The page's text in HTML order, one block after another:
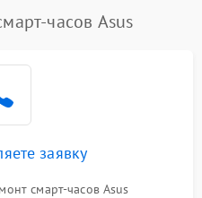
часов Asus
заявку
смарт-часов Asus